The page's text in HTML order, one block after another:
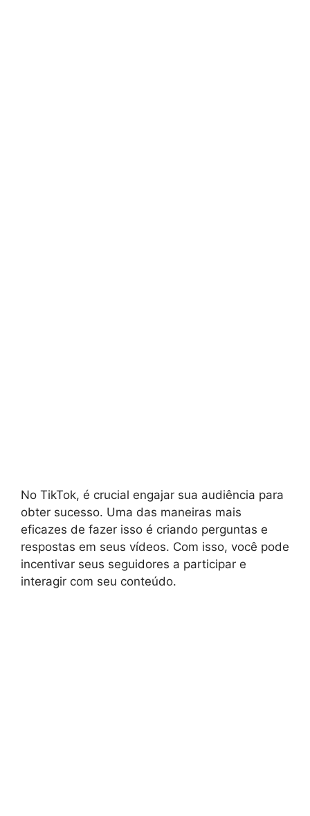
No TikTok, é crucial engajar sua audiência para
obter sucesso. Uma das maneiras mais
eficazes de fazer isso é criando perguntas e
respostas em seus vídeos. Com isso, você pode
incentivar seus seguidores a participar e
interagir com seu conteúdo.